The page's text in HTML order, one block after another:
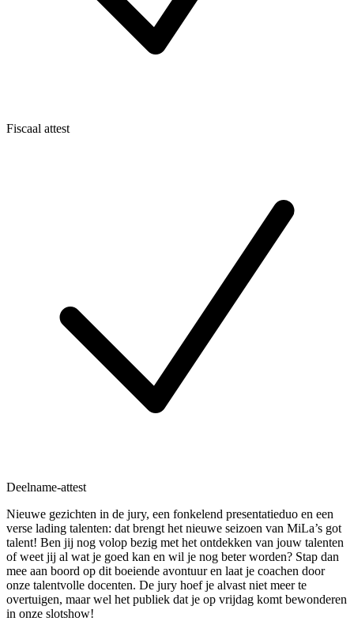
Fiscaal attest
Deelname-attest
Nieuwe gezichten in de jury, een fonkelend presentatieduo en een
verse lading talenten: dat brengt het nieuwe seizoen van MiLa’s got
talent! Ben jij nog volop bezig met het ontdekken van jouw talenten
of weet jij al wat je goed kan en wil je nog beter worden? Stap dan
mee aan boord op dit boeiende avontuur en laat je coachen door
onze talentvolle docenten. De jury hoef je alvast niet meer te
overtuigen, maar wel het publiek dat je op vrijdag komt bewonderen
in onze slotshow!